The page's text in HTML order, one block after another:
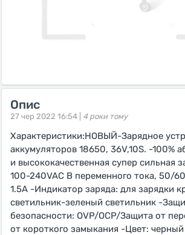
Опис
27 чер 2022 16:54 | 4 роки тому
Характеристики:НОВЫЙ-Зарядное
аккумуляторов 18650, 36V,10S. -100%
и высококачественная супер сильная
100-240VAC В переменного тока, 50/
1.5A -Индикатор заряда: для зарядки
светильник-зеленый светильник -
безопасности: OVP/OCP/Защита от
от короткого замыкания -Цвет: черный